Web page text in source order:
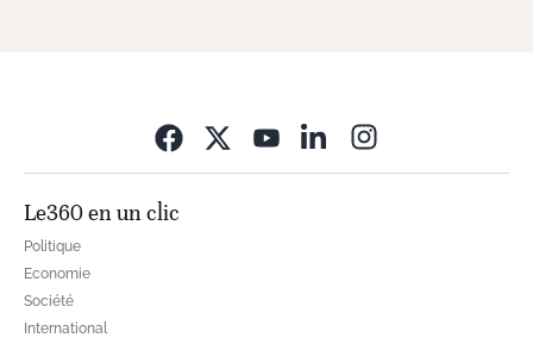
Le360 en un clic
Politique
Economie
Société
International